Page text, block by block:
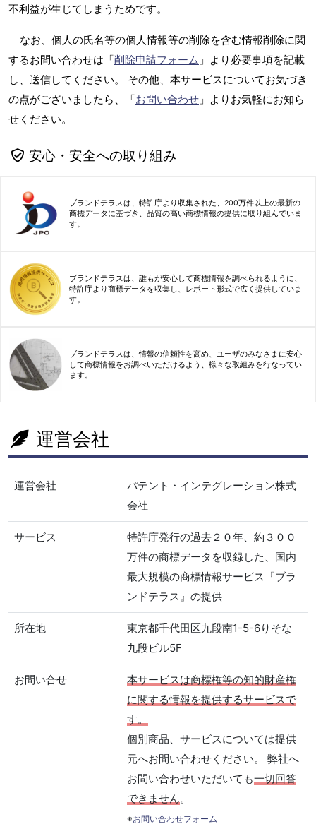
不利益が生じてしまうためです。
なお、個人の氏名等の個人情報等の削除を含む情報削除に関
するお問い合わせは「削除申請フォーム 」より必要事項を記載
し、送信してください。 その他、本サービスについてお気づき
の点がございましたら、「お問い合わせ 」よりお気軽にお知ら
せください。
安心・安全への取り組み
ブランドテラスは、特許庁より収集された、200万件以上の最新の
商標データに基づき、品質の高い商標情報の提供に取り組んでいま
す。
ブランドテラスは、誰もが安心して商標情報を調べられるように、
特許庁より商標データを収集し、レポート形式で広く提供していま
す。
ブランドテラスは、情報の信頼性を高め、ユーザのみなさまに安心
して商標情報をお調べいただけるよう、様々な取組みを行なってい
ます。
運営会社
運営会社
パテント・インテグレーション株式
会社
サービス
特許庁発行の過去２０年、約３００
万件の商標データを収録した、国内
最大規模の商標情報サービス『ブラ
ンドテラス』の提供
所在地
東京都千代田区九段南1-5-6りそな
九段ビル5F
お問い合せ
本サービスは商標権等の知的財産権
に関する情報を提供するサービスで
す。
個別商品、サービスについては提供
元へお問い合わせください。 弊社へ
お問い合わせいただいても一切回答
できません。
※お問い合わせフォーム